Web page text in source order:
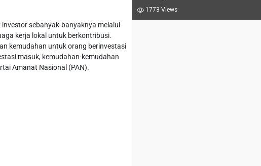
sebanyak-banyaknya melalui
kerja lokal untuk berkontribusi.
kemudahan untuk orang berinvestasi
masuk, kemudahan-kemudahan
Amanat Nasional (PAN).
1773 Views